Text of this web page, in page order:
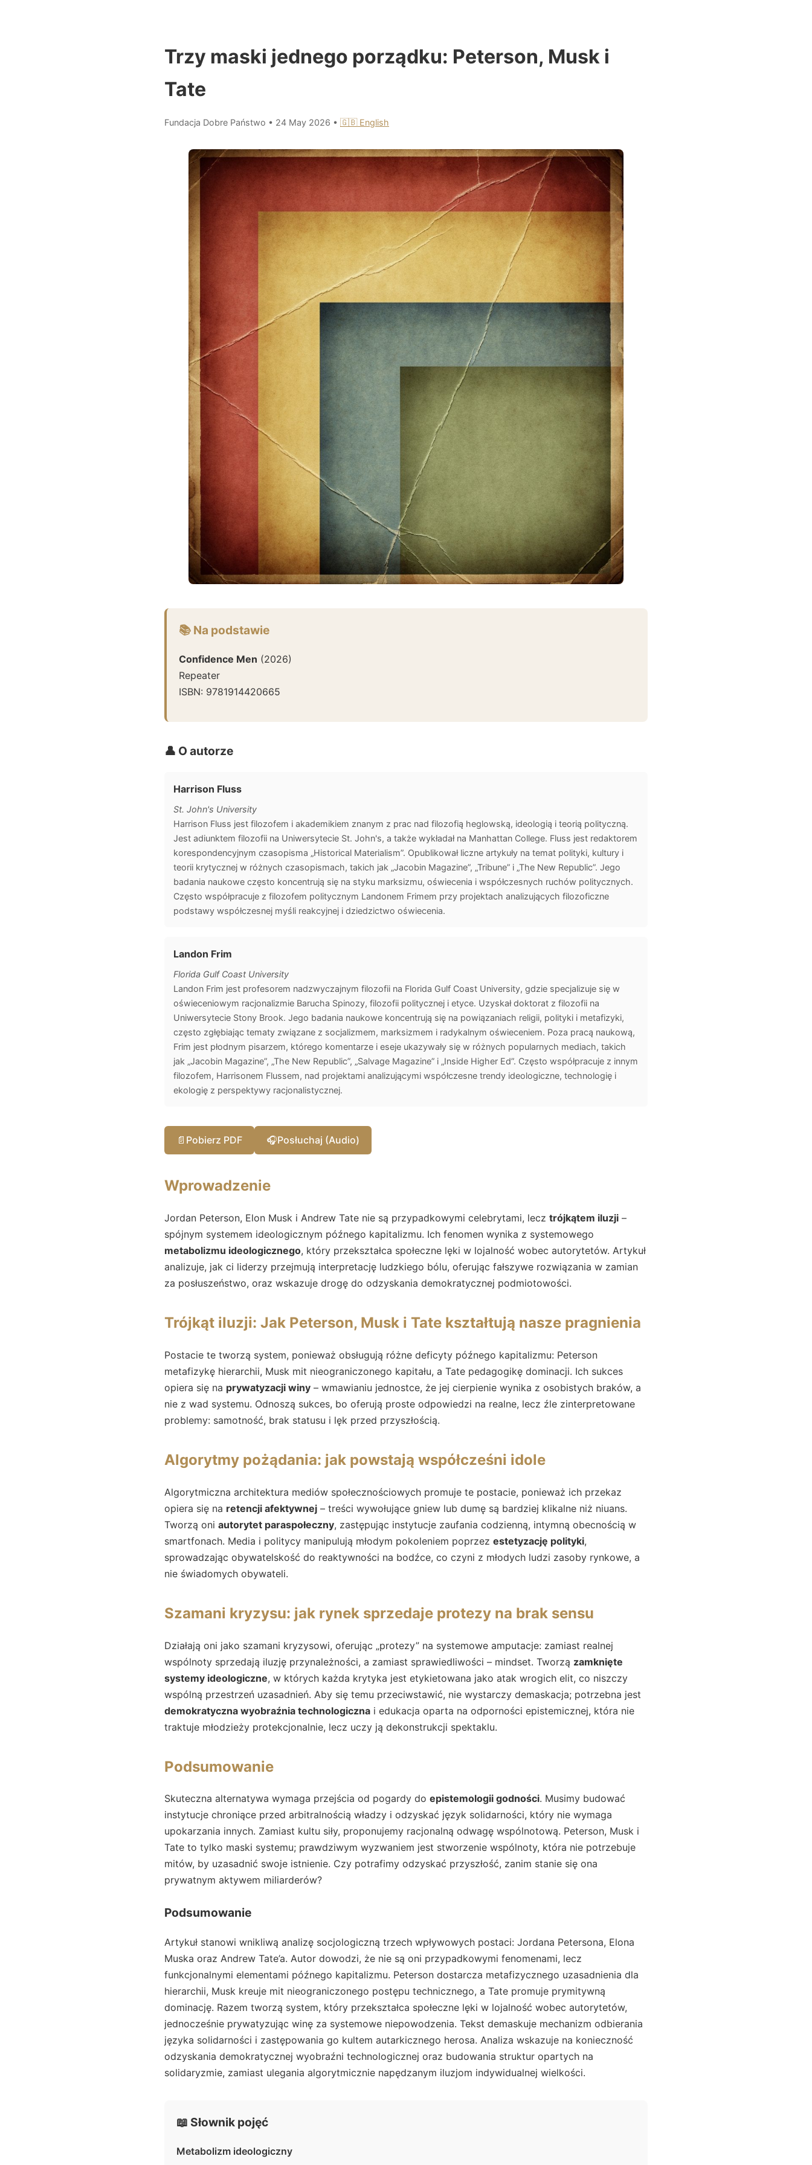
Trzy maski jednego porządku: Peterson, Musk i
Tate
Fundacja Dobre Państwo • 24 May 2026 • 🇬🇧 English
📚 Na podstawie
Confidence Men (2026)
Repeater
ISBN: 9781914420665
👤 O autorze
Harrison Fluss
St. John's University
Harrison Fluss jest filozofem i akademikiem znanym z prac nad filozofią heglowską, ideologią i teorią polityczną.
Jest adiunktem filozofii na Uniwersytecie St. John's, a także wykładał na Manhattan College. Fluss jest redaktorem
korespondencyjnym czasopisma „Historical Materialism”. Opublikował liczne artykuły na temat polityki, kultury i
teorii krytycznej w różnych czasopismach, takich jak „Jacobin Magazine”, „Tribune” i „The New Republic”. Jego
badania naukowe często koncentrują się na styku marksizmu, oświecenia i współczesnych ruchów politycznych.
Często współpracuje z filozofem politycznym Landonem Frimem przy projektach analizujących filozoficzne
podstawy współczesnej myśli reakcyjnej i dziedzictwo oświecenia.
Landon Frim
Florida Gulf Coast University
Landon Frim jest profesorem nadzwyczajnym filozofii na Florida Gulf Coast University, gdzie specjalizuje się w
oświeceniowym racjonalizmie Barucha Spinozy, filozofii politycznej i etyce. Uzyskał doktorat z filozofii na
Uniwersytecie Stony Brook. Jego badania naukowe koncentrują się na powiązaniach religii, polityki i metafizyki,
często zgłębiając tematy związane z socjalizmem, marksizmem i radykalnym oświeceniem. Poza pracą naukową,
Frim jest płodnym pisarzem, którego komentarze i eseje ukazywały się w różnych popularnych mediach, takich
jak „Jacobin Magazine”, „The New Republic”, „Salvage Magazine” i „Inside Higher Ed”. Często współpracuje z innym
filozofem, Harrisonem Flussem, nad projektami analizującymi współczesne trendy ideologiczne, technologię i
ekologię z perspektywy racjonalistycznej.
📄 Pobierz PDF 🎧Posłuchaj (Audio)
Wprowadzenie
Jordan Peterson, Elon Musk i Andrew Tate nie są przypadkowymi celebrytami, lecz trójkątem iluzji –
spójnym systemem ideologicznym późnego kapitalizmu. Ich fenomen wynika z systemowego
metabolizmu ideologicznego, który przekształca społeczne lęki w lojalność wobec autorytetów. Artykuł
analizuje, jak ci liderzy przejmują interpretację ludzkiego bólu, oferując fałszywe rozwiązania w zamian
za posłuszeństwo, oraz wskazuje drogę do odzyskania demokratycznej podmiotowości.
Trójkąt iluzji: Jak Peterson, Musk i Tate kształtują nasze pragnienia
Postacie te tworzą system, ponieważ obsługują różne deficyty późnego kapitalizmu: Peterson
metafizykę hierarchii, Musk mit nieograniczonego kapitału, a Tate pedagogikę dominacji. Ich sukces
opiera się na prywatyzacji winy – wmawianiu jednostce, że jej cierpienie wynika z osobistych braków, a
nie z wad systemu. Odnoszą sukces, bo oferują proste odpowiedzi na realne, lecz źle zinterpretowane
problemy: samotność, brak statusu i lęk przed przyszłością.
Algorytmy pożądania: jak powstają współcześni idole
Algorytmiczna architektura mediów społecznościowych promuje te postacie, ponieważ ich przekaz
opiera się na retencji afektywnej – treści wywołujące gniew lub dumę są bardziej klikalne niż niuans.
Tworzą oni autorytet paraspołeczny, zastępując instytucje zaufania codzienną, intymną obecnością w
smartfonach. Media i politycy manipulują młodym pokoleniem poprzez estetyzację polityki,
sprowadzając obywatelskość do reaktywności na bodźce, co czyni z młodych ludzi zasoby rynkowe, a
nie świadomych obywateli.
Szamani kryzysu: jak rynek sprzedaje protezy na brak sensu
Działają oni jako szamani kryzysowi, oferując „protezy” na systemowe amputacje: zamiast realnej
wspólnoty sprzedają iluzję przynależności, a zamiast sprawiedliwości – mindset. Tworzą zamknięte
systemy ideologiczne, w których każda krytyka jest etykietowana jako atak wrogich elit, co niszczy
wspólną przestrzeń uzasadnień. Aby się temu przeciwstawić, nie wystarczy demaskacja; potrzebna jest
demokratyczna wyobraźnia technologiczna i edukacja oparta na odporności epistemicznej, która nie
traktuje młodzieży protekcjonalnie, lecz uczy ją dekonstrukcji spektaklu.
Podsumowanie
Skuteczna alternatywa wymaga przejścia od pogardy do epistemologii godności. Musimy budować
instytucje chroniące przed arbitralnością władzy i odzyskać język solidarności, który nie wymaga
upokarzania innych. Zamiast kultu siły, proponujemy racjonalną odwagę wspólnotową. Peterson, Musk i
Tate to tylko maski systemu; prawdziwym wyzwaniem jest stworzenie wspólnoty, która nie potrzebuje
mitów, by uzasadnić swoje istnienie. Czy potrafimy odzyskać przyszłość, zanim stanie się ona
prywatnym aktywem miliarderów?
Podsumowanie
Artykuł stanowi wnikliwą analizę socjologiczną trzech wpływowych postaci: Jordana Petersona, Elona
Muska oraz Andrew Tate’a. Autor dowodzi, że nie są oni przypadkowymi fenomenami, lecz
funkcjonalnymi elementami późnego kapitalizmu. Peterson dostarcza metafizycznego uzasadnienia dla
hierarchii, Musk kreuje mit nieograniczonego postępu technicznego, a Tate promuje prymitywną
dominację. Razem tworzą system, który przekształca społeczne lęki w lojalność wobec autorytetów,
jednocześnie prywatyzując winę za systemowe niepowodzenia. Tekst demaskuje mechanizm odbierania
języka solidarności i zastępowania go kultem autarkicznego herosa. Analiza wskazuje na konieczność
odzyskania demokratycznej wyobraźni technologicznej oraz budowania struktur opartych na
solidaryzmie, zamiast ulegania algorytmicznie napędzanym iluzjom indywidualnej wielkości.
📖 Słownik pojęć
Metabolizm ideologiczny